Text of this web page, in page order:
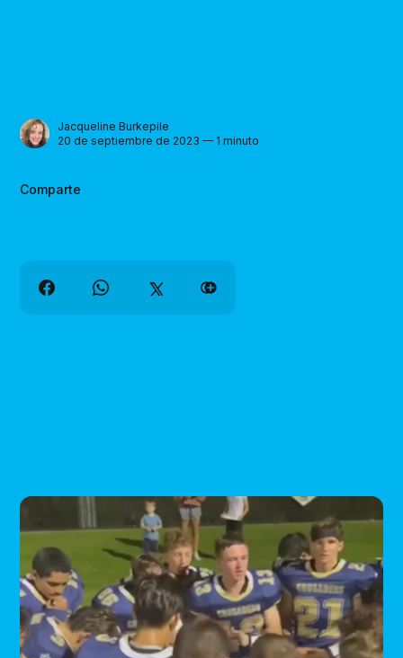
Jacqueline Burkepile
20 de septiembre de 2023 — 1 minuto
Comparte